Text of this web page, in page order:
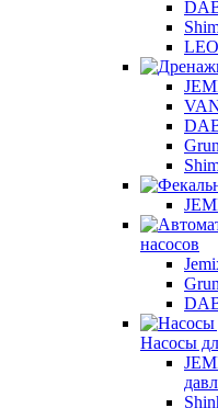
насосов
Насосы